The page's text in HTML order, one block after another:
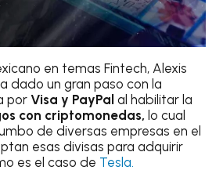
en temas Fintech, Alexis
dado un gran paso con la
porVisa y PayPalal habilitar la
con criptomonedas, lo cual
de diversas empresas en el
esas divisas para adquirir
es el caso de Tesla.